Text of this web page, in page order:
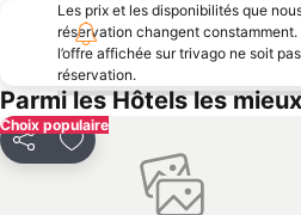
Centre International de Conférences Genève
Jet d'Eau
Plage de Duingt
La
Golf Club du Lac d'Annecy
Parc des Sports
Jardins de l'Europe
Les prix et les disponibilités que
réservation changent
l’offre affichée sur trivago ne soit
réservation.
Parmi les Hôtels les
Choix populaire
PartagerAjouter à mes favoris